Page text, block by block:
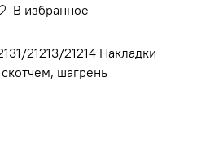
В избранное
21213/21214 Накладки
шагрень